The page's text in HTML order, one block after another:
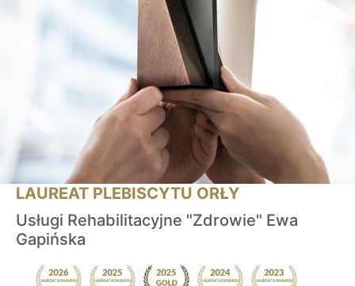
LAUREAT PLEBISCYTU ORŁY
Usługi Rehabilitacyjne "Zdrowie" Ewa
Gapińska